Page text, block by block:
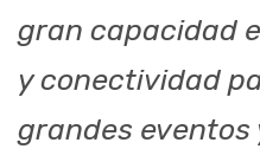
gran capacidad
y conectividad
grandes eventos